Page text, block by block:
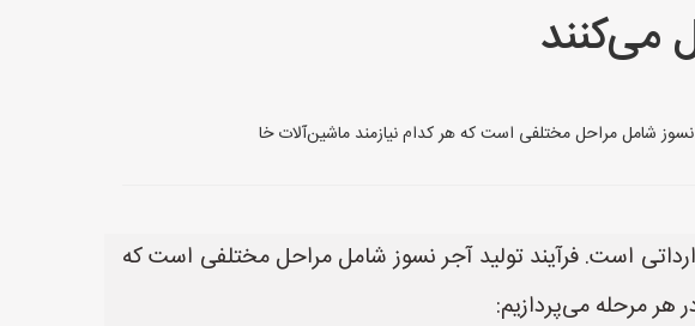
می‌کنند
نسوز شامل مراحل مختلفی است که هر کدام نیازمند ماشین‌آلات خا
است. فرآیند تولید آجر نسوز شامل مراحل مختلفی است که
هر مرحله می‌پردازیم: